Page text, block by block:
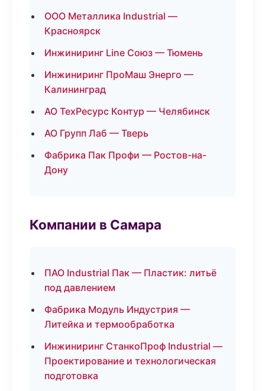
ООО Металлика Industrial —
Красноярск
Инжиниринг Line Союз — Тюмень
Инжиниринг ПроМаш Энерго —
Калининград
АО ТехРесурс Контур — Челябинск
АО Групп Лаб — Тверь
Фабрика Пак Профи — Ростов-на-
Дону
Компании в Самара
ПАО Industrial Пак — Пластик: литьё
под давлением
Фабрика Модуль Индустрия —
Литейка и термообработка
Инжиниринг СтанкоПроф Industrial —
Проектирование и технологическая
подготовка